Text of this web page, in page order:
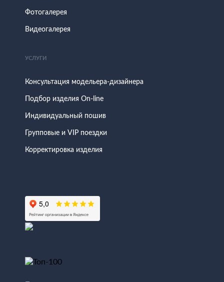
Фотогалерея
Видеогалерея
УСЛУГИ
Консультация модельера-дизайнера
Подбор изделия On-line
Индивидуальный пошив
Групповые и VIP поездки
Корректировка изделия